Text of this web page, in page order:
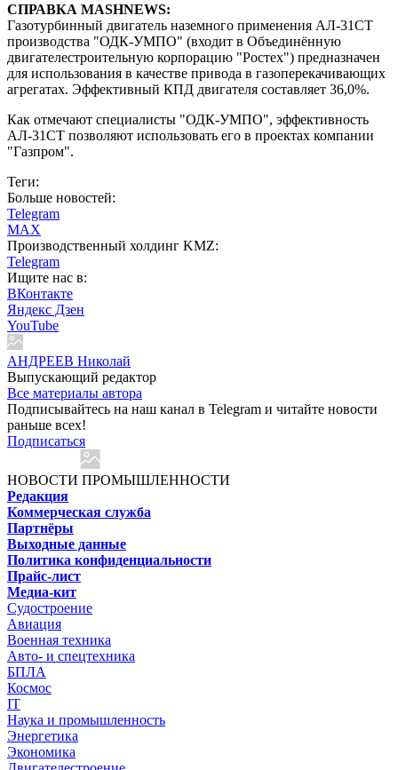
СПРАВКА MASHNEWS:
Газотурбинный двигатель наземного применения АЛ-31СТ
производства "ОДК-УМПО" (входит в Объединённую
двигателестроительную корпорацию "Ростех") предназначен
для использования в качестве привода в газоперекачивающих
агрегатах. Эффективный КПД двигателя составляет 36,0%.
Как отмечают специалисты "ОДК-УМПО", эффективность
АЛ-31СТ позволяют использовать его в проектах компании
"Газпром".
Теги:
Больше новостей:
Telegram
MAX
Производственный холдинг KMZ:
Telegram
Ищите нас в:
ВКонтакте
Яндекс Дзен
YouTube
АНДРЕЕВ Николай
Выпускающий редактор
Все материалы автора
Подписывайтесь на наш канал в Telegram и читайте новости
раньше всех!
Подписаться
НОВОСТИ ПРОМЫШЛЕННОСТИ
Редакция
Коммерческая служба
Партнёры
Выходные данные
Политика конфиденциальности
Прайс-лист
Медиа-кит
Судостроение
Авиация
Военная техника
Авто- и спецтехника
БПЛА
Космос
IT
Наука и промышленность
Энергетика
Экономика